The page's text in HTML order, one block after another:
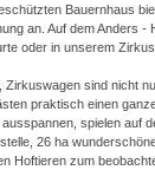
Bauernhaus
an. Auf dem Anders -
oder in unserem
Zirkuswagen sind nicht
praktisch einen
spielen auf
26 ha
Hoftieren zum